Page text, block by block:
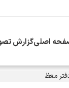
اصلیگزارش
معظم‌له